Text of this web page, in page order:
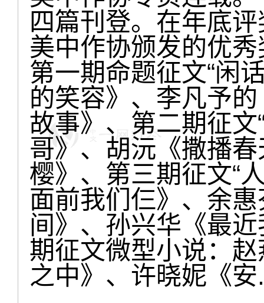
四篇刊登。在年底
美中作协颁发的优
第一期命题征文“闲
的笑容》、李凡予
故事》、第二期征文
哥》、胡沅《撒播
樱》、第三期征文“
面前我们仨》、余
间》、孙兴华《最
期征文微型小说：
之中》、许晓妮《